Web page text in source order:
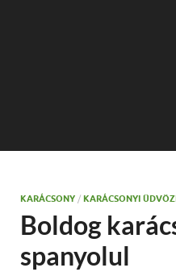
KARÁCSONY / KARÁCSONYI
Boldog
spanyolul